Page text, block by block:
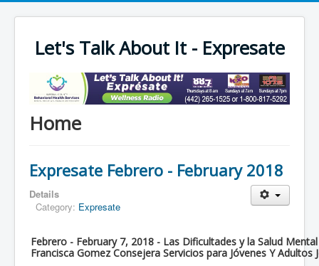
Let's Talk About It - Expresate
Home
Expresate Febrero - February 2018
Details
Category: Expresate
Febrero - February 7, 2018 - Las Dificultades y la Salud
Francisca Gomez Consejera Servicios para Jóvenes Y Adultos